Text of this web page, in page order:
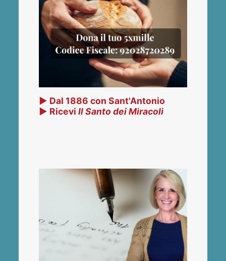
▶ Dal 1886 con Sant'Antonio
▶ RiceviIl Santo dei Miracoli